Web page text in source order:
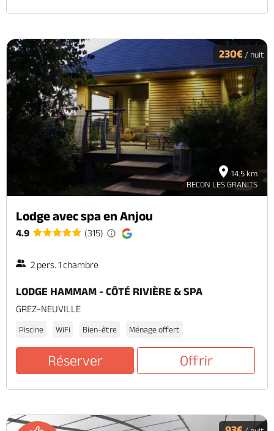
14.5 km
BECON LES GRANITS
230€ / nuit
Lodge avec spa en Anjou
4.9 (315)
2 pers. 1 chambre
LODGE HAMMAM - CÔTÉ RIVIÈRE & SPA
GREZ-NEUVILLE
Piscine WiFi Bien-être Ménage offert
Réserver Offrir